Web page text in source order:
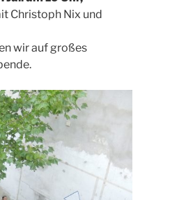
Christoph Nix und
wir auf großes